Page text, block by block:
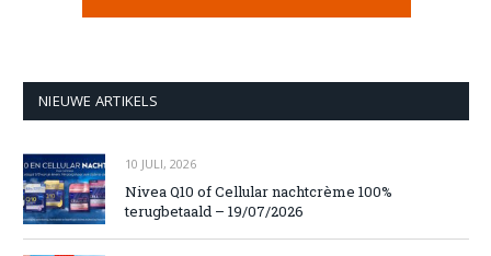
NIEUWE ARTIKELS
10 JULI, 2026
Nivea Q10 of Cellular nachtcrème 100%
terugbetaald – 19/07/2026